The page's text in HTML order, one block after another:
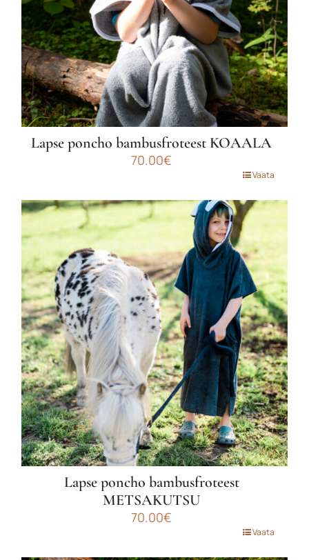
Lapse poncho bambusfroteest KOAALA
70.00€
on
mitu
varianti.
Valikuid
saab
teha
tootelehel.
Vaata
Lapse poncho bambusfroteest
METSAKUTSU
70.00€
Vaata